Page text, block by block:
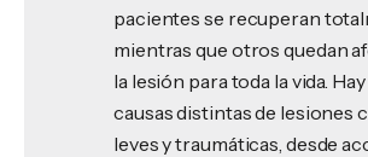
pacientes se recuperan
mientras que otros quedan
la lesión para toda la vida.
causas distintas de lesiones
leves y traumáticas, desde